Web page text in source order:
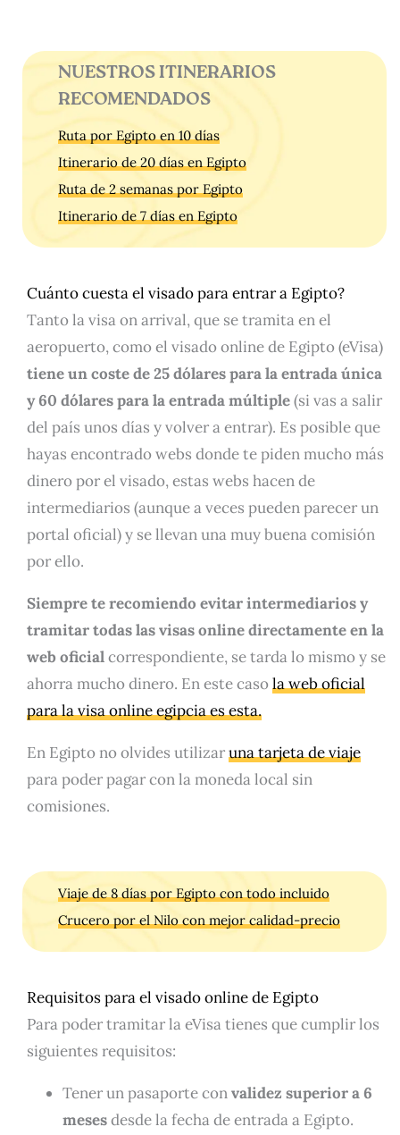
NUESTROS ITINERARIOS
RECOMENDADOS
Ruta por Egipto en 10 días
Itinerario de 20 días en Egipto
Ruta de 2 semanas por Egipto
Itinerario de 7 días en Egipto
Cuánto cuesta el visado para entrar a Egipto?
Tanto la visa on arrival, que se tramita en el
aeropuerto, como el visado online de Egipto (eVisa)
tiene un coste de 25 dólares para la entrada única
y 60 dólares para la entrada múltiple(si vas a salir
del país unos días y volver a entrar). Es posible que
hayas encontrado webs donde te piden mucho más
dinero por el visado, estas webs hacen de
intermediarios (aunque a veces pueden parecer un
portal oficial) y se llevan una muy buena comisión
por ello.
Siempre te recomiendo evitar intermediarios y
tramitar todas las visas online directamente en la
web oficialcorrespondiente, se tarda lo mismo y se
ahorra mucho dinero. En este casola web oficial
para la visa online egipcia es esta.
En Egipto no olvides utilizaruna tarjeta de viaje
para poder pagar con la moneda local sin
comisiones.
Viaje de 8 días por Egipto con todo incluido
Crucero por el Nilo con mejor calidad-precio
Requisitos para el visado online de Egipto
Para poder tramitar la eVisa tienes que cumplir los
siguientes requisitos:
Tener un pasaporte convalidez superior a 6
mesesdesde la fecha de entrada a Egipto.